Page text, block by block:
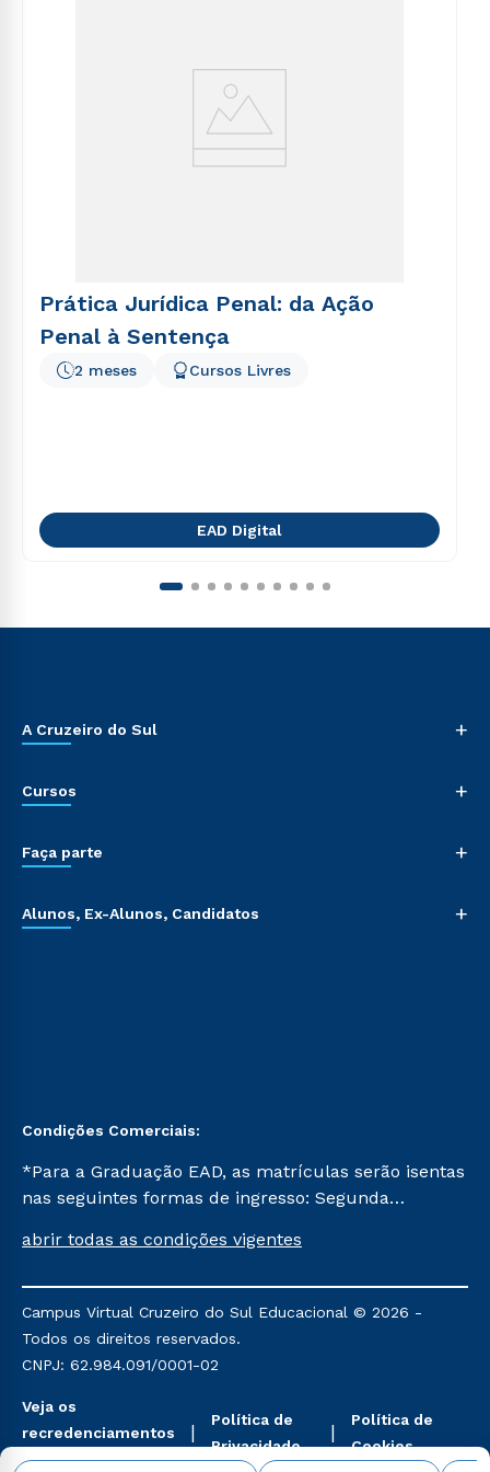
Prática Jurídica Penal: da Ação
Penal à Sentença
2 meses Cursos Livres
EAD Digital
A Cruzeiro do Sul +
Cursos +
Faça parte +
Alunos, Ex-Alunos, Candidatos +
Condições Comerciais:
*Para a Graduação EAD, as matrículas serão isentas
nas seguintes formas de ingresso: Segunda
Já para as demais, a taxa de matrícula será de R$
mencionadas são referentes aos cursos: Ensino
Religioso, Geografia para a Docência e Metodologia
do Ensino de História: Questões Atuais.
abrir todas as condições vigentes
Campus Virtual Cruzeiro do Sul Educacional © 2026 -
Todos os direitos reservados.
CNPJ: 62.984.091/0001-02
Veja os
recredenciamentos
aqui
Política de
Privacidade
Política de
Cookies